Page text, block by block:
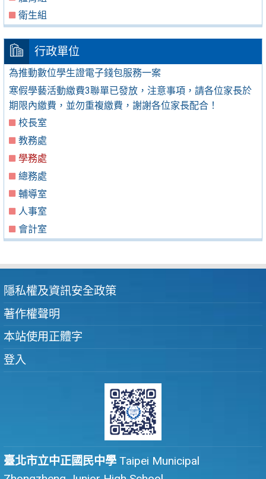
衛生組
行政單位
為推動數位學生證電子錢包服務一案
寒假學藝活動繳費3聯單已發放，注意事項，請各位家長於
期限內繳費，並勿重複繳費，謝謝各位家長配合！
校長室
教務處
學務處
總務處
輔導室
人事室
會計室
隱私權及資訊安全政策
著作權聲明
本站使用正體字
登入
臺北市立中正國民中學 Taipei Municipal